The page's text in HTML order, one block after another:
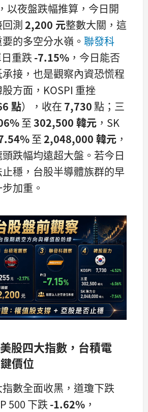
以夜盤跌幅推算，今日開
測 2,200 元整數大關，這
的多空分水嶺。 聯發科
重跌 -7.15% ，今日能否
接，也是觀察內資恐慌程
方面，KOSPI 重挫
點），收在 7,730 點；三
至302,500 韓元 ，SK
至 2,048,000 韓元 ，
跌幅均遠超大盤。若今日
穩，台股半導體族群的早
加重。
股四大指數，台積電
價位
數全面收黑，道瓊下跌
500 下跌 -1.62% ，